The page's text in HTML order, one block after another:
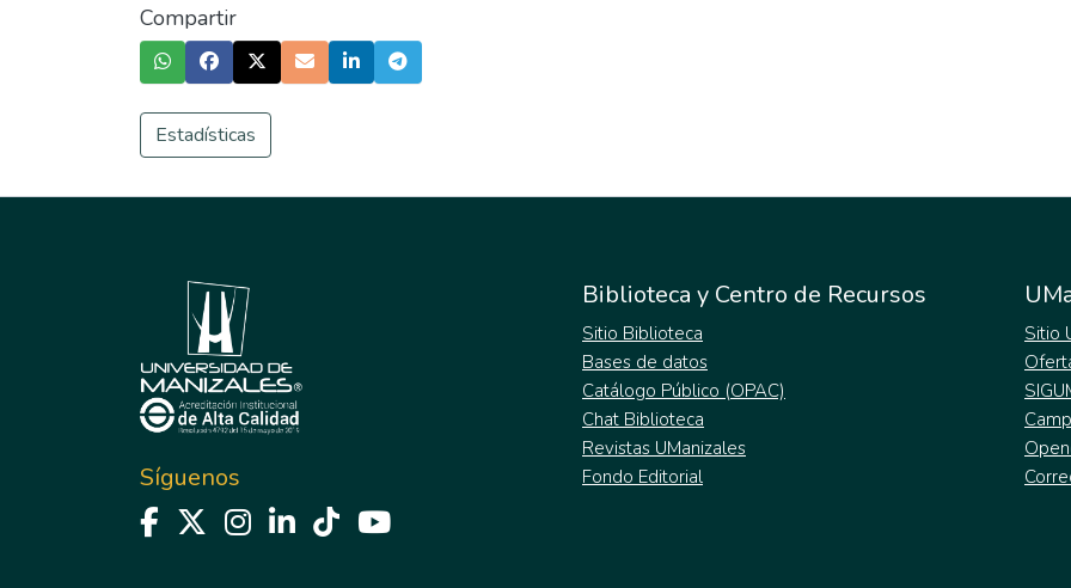
Compartir
Estadísticas
Síguenos
Biblioteca y Centro de Recursos
Sitio Biblioteca
Bases de datos
Catálogo Público (OPAC)
Chat Biblioteca
Revistas UManizales
Fondo Editorial
Sitio